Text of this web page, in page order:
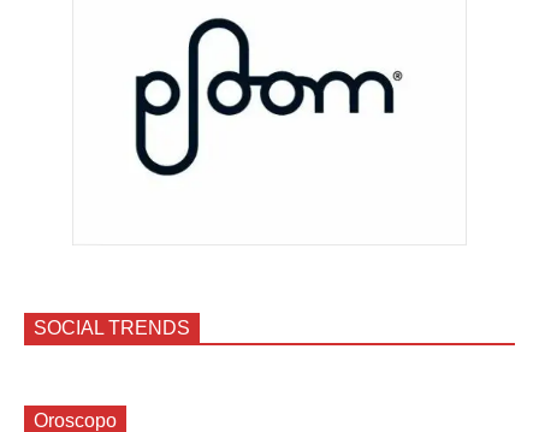
SOCIAL TRENDS
Oroscopo